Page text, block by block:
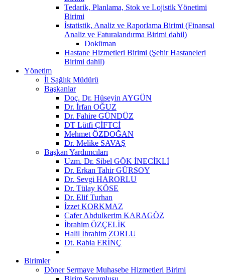
Tedarik, Planlama, Stok ve Lojistik Yönetimi
Birimi
İstatistik, Analiz ve Raporlama Birimi (Finansal
Analiz ve Faturalandırma Birimi dahil)
Doküman
Hastane Hizmetleri Birimi (Şehir Hastaneleri
Birimi dahil)
Yönetim
İl Sağlık Müdürü
Başkanlar
Doç. Dr. Hüseyin AYGÜN
Dr. İrfan OĞUZ
Dr. Fahire GÜNDÜZ
DT Lütfi ÇİFTCİ
Mehmet ÖZDOĞAN
Dr. Melike SAVAŞ
Başkan Yardımcıları
Uzm. Dr. Sibel GÖK İNECİKLİ
Dr. Erkan Tahir GÜRSOY
Dr. Sevgi HARORLU
Dr. Tülay KÖSE
Dr. Elif Turhan
İzzet KORKMAZ
Cafer Abdulkerim KARAGÖZ
İbrahim ÖZÇELİK
Halil İbrahim ZORLU
Dt. Rabia ERİNÇ
Birimler
Döner Sermaye Muhasebe Hizmetleri Birimi